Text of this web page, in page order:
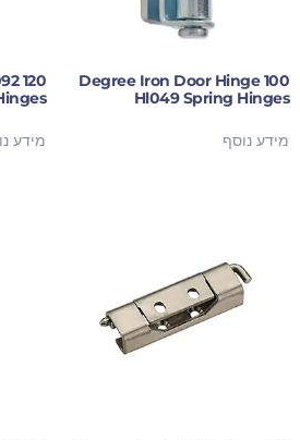
100 Degree Iron Door Hinge
Hl049 Spring Hinges
מידע נוסף מידע